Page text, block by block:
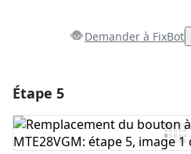
Demander à FixBot
Ajouter un commentaire
Étape 5